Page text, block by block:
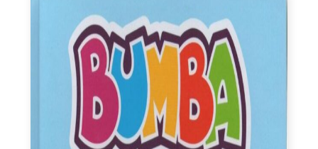
Aanmelden
We gebruiken je gegevens om contact op te nemen,
in overeenstemming met ons
privacybeleid.